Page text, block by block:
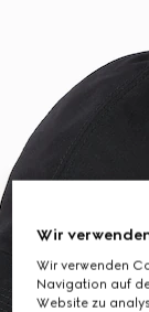
Wir
Wir verwenden
Navigation auf
Website zu